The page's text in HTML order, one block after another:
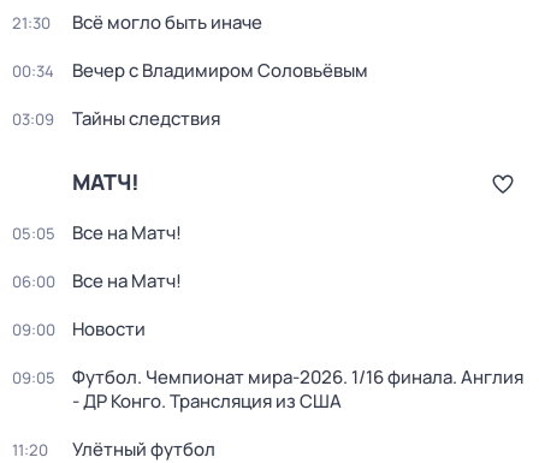
21:30 Всё могло быть иначе
00:34 Вечер с Владимиром Соловьёвым
03:09 Тайны следствия
МАТЧ!
05:05 Все на Матч!
06:00 Все на Матч!
09:00 Новости
09:05
Футбол. Чемпионат мира-2026. 1/16 финала. Англия
- ДР Конго. Трансляция из США
11:20 Улётный футбол